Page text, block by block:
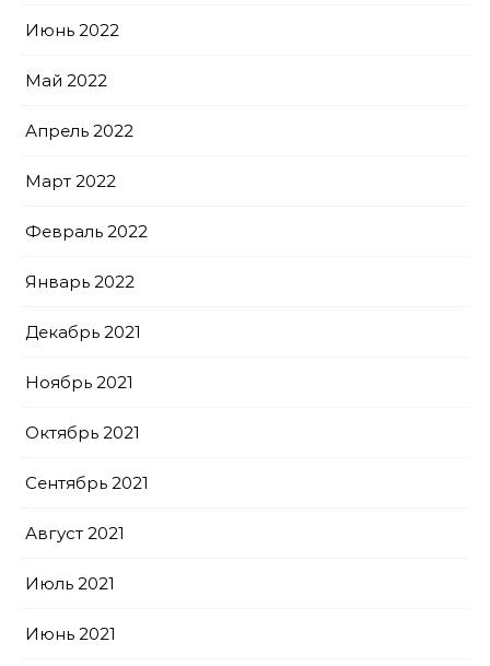
Июнь 2022
Май 2022
Апрель 2022
Март 2022
Февраль 2022
Январь 2022
Декабрь 2021
Ноябрь 2021
Октябрь 2021
Сентябрь 2021
Август 2021
Июль 2021
Июнь 2021